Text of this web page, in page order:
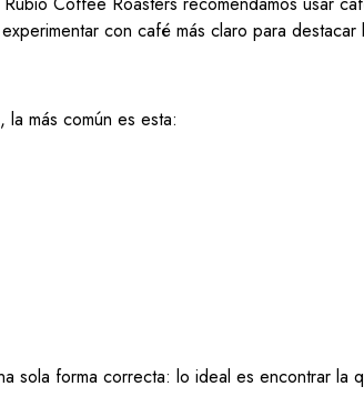
con café más claro para
más común es esta:
sola forma correcta: lo ideal es encontrar la